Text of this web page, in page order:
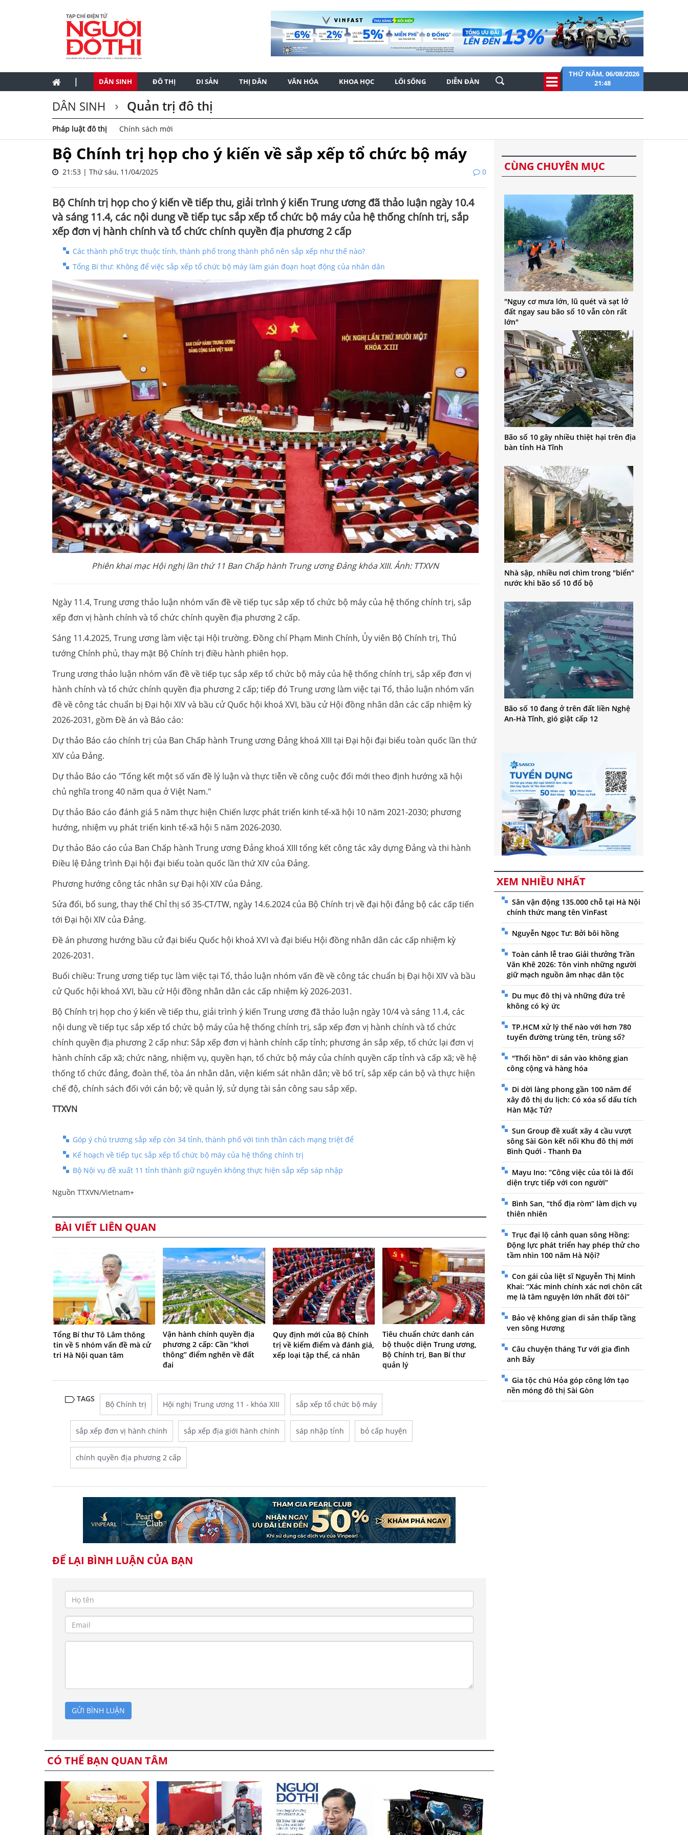
| DÂN SINH ĐÔ THỊ DI SẢN THỊ DÂN VĂN HÓA KHOA HỌC LỐI SỐNG DIỄN ĐÀN
THỨ NĂM, 06/08/2026
21:48
DÂN SINH Quản trị đô thị
Pháp luật đô thị Chính sách mới
Bộ Chính trị họp cho ý kiến về sắp xếp tổ chức bộ máy
21:53 | Thứ sáu, 11/04/2025 0
Bộ Chính trị họp cho ý kiến về tiếp thu, giải trình ý kiến Trung ương đã thảo luận ngày 10.4
và sáng 11.4, các nội dung về tiếp tục sắp xếp tổ chức bộ máy của hệ thống chính trị, sắp
xếp đơn vị hành chính và tổ chức chính quyền địa phương 2 cấp
Các thành phố trực thuộc tỉnh, thành phố trong thành phố nên sắp xếp như thế nào?
Tổng Bí thư: Không để việc sắp xếp tổ chức bộ máy làm gián đoạn hoạt động của nhân dân
Phiên khai mạc Hội nghị lần thứ 11 Ban Chấp hành Trung ương Đảng khóa XIII. Ảnh: TTXVN
Ngày 11.4, Trung ương thảo luận nhóm vấn đề về tiếp tục sắp xếp tổ chức bộ máy của hệ thống chính trị, sắp
xếp đơn vị hành chính và tổ chức chính quyền địa phương 2 cấp.
Sáng 11.4.2025, Trung ương làm việc tại Hội trường. Đồng chí Phạm Minh Chính, Ủy viên Bộ Chính trị, Thủ
tướng Chính phủ, thay mặt Bộ Chính trị điều hành phiên họp.
Trung ương thảo luận nhóm vấn đề về tiếp tục sắp xếp tổ chức bộ máy của hệ thống chính trị, sắp xếp đơn vị
hành chính và tổ chức chính quyền địa phương 2 cấp; tiếp đó Trung ương làm việc tại Tổ, thảo luận nhóm vấn
đề về công tác chuẩn bị Đại hội XIV và bầu cử Quốc hội khoá XVI, bầu cử Hội đồng nhân dân các cấp nhiệm kỳ
2026-2031, gồm Đề án và Báo cáo:
Dự thảo Báo cáo chính trị của Ban Chấp hành Trung ương Đảng khoá XIII tại Đại hội đại biểu toàn quốc lần thứ
XIV của Đảng.
Dự thảo Báo cáo "Tổng kết một số vấn đề lý luận và thực tiễn về công cuộc đổi mới theo định hướng xã hội
chủ nghĩa trong 40 năm qua ở Việt Nam."
Dự thảo Báo cáo đánh giá 5 năm thực hiện Chiến lược phát triển kinh tế-xã hội 10 năm 2021-2030; phương
hướng, nhiệm vụ phát triển kinh tế-xã hội 5 năm 2026-2030.
Dự thảo Báo cáo của Ban Chấp hành Trung ương Đảng khoá XIII tổng kết công tác xây dựng Đảng và thi hành
Điều lệ Đảng trình Đại hội đại biểu toàn quốc lần thứ XIV của Đảng.
Phương hướng công tác nhân sự Đại hội XIV của Đảng.
Sửa đổi, bổ sung, thay thế Chỉ thị số 35-CT/TW, ngày 14.6.2024 của Bộ Chính trị về đại hội đảng bộ các cấp tiến
tới Đại hội XIV của Đảng.
Đề án phương hướng bầu cử đại biểu Quốc hội khoá XVI và đại biểu Hội đồng nhân dân các cấp nhiệm kỳ
2026-2031.
Buổi chiều: Trung ương tiếp tục làm việc tại Tổ, thảo luận nhóm vấn đề về công tác chuẩn bị Đại hội XIV và bầu
cử Quốc hội khoá XVI, bầu cử Hội đồng nhân dân các cấp nhiệm kỳ 2026-2031.
Bộ Chính trị họp cho ý kiến về tiếp thu, giải trình ý kiến Trung ương đã thảo luận ngày 10/4 và sáng 11.4, các
nội dung về tiếp tục sắp xếp tổ chức bộ máy của hệ thống chính trị, sắp xếp đơn vị hành chính và tổ chức
chính quyền địa phương 2 cấp như: Sắp xếp đơn vị hành chính cấp tỉnh; phương án sắp xếp, tổ chức lại đơn vị
hành chính cấp xã; chức năng, nhiệm vụ, quyền hạn, tổ chức bộ máy của chính quyền cấp tỉnh và cấp xã; về hệ
thống tổ chức đảng, đoàn thể, tòa án nhân dân, viện kiểm sát nhân dân; về bố trí, sắp xếp cán bộ và thực hiện
chế độ, chính sách đối với cán bộ; về quản lý, sử dụng tài sản công sau sắp xếp.
TTXVN
Góp ý chủ trương sắp xếp còn 34 tỉnh, thành phố với tinh thần cách mạng triệt để
Kế hoạch về tiếp tục sắp xếp tổ chức bộ máy của hệ thống chính trị
Bộ Nội vụ đề xuất 11 tỉnh thành giữ nguyên không thực hiện sắp xếp sáp nhập
Nguồn TTXVN/Vietnam+
BÀI VIẾT LIÊN QUAN
Tổng Bí thư Tô Lâm thông
tin về 5 nhóm vấn đề mà cử
tri Hà Nội quan tâm
Vận hành chính quyền địa
phương 2 cấp: Cần “khơi
thông” điểm nghẽn về đất
đai
Quy định mới của Bộ Chính
trị về kiểm điểm và đánh giá,
xếp loại tập thể, cá nhân
Tiêu chuẩn chức danh cán
bộ thuộc diện Trung ương,
Bộ Chính trị, Ban Bí thư
quản lý
TAGS
Bộ Chính trị Hội nghị Trung ương 11 - khóa XIII sắp xếp tổ chức bộ máy
sắp xếp đơn vị hành chính sắp xếp địa giới hành chính sáp nhập tỉnh bỏ cấp huyện
chính quyền địa phương 2 cấp
ĐỂ LẠI BÌNH LUẬN CỦA BẠN
GỬI BÌNH LUẬN
CÓ THỂ BẠN QUAN TÂM
CÙNG CHUYÊN MỤC
"Nguy cơ mưa lớn, lũ quét và sạt lở
đất ngay sau bão số 10 vẫn còn rất
lớn"
Bão số 10 gây nhiều thiệt hại trên địa
bàn tỉnh Hà Tĩnh
Nhà sập, nhiều nơi chìm trong "biển"
nước khi bão số 10 đổ bộ
Bão số 10 đang ở trên đất liền Nghệ
An-Hà Tĩnh, gió giật cấp 12
XEM NHIỀU NHẤT
Sân vận động 135.000 chỗ tại Hà Nội
chính thức mang tên VinFast
Nguyễn Ngọc Tư: Bởi bôi hồng
Toàn cảnh lễ trao Giải thưởng Trần
Văn Khê 2026: Tôn vinh những người
giữ mạch nguồn âm nhạc dân tộc
Du mục đô thị và những đứa trẻ
không có ký ức
TP.HCM xử lý thế nào với hơn 780
tuyến đường trùng tên, trùng số?
"Thổi hồn" di sản vào không gian
công cộng và hàng hóa
Di dời làng phong gần 100 năm để
xây đô thị du lịch: Có xóa sổ dấu tích
Hàn Mặc Tử?
Sun Group đề xuất xây 4 cầu vượt
sông Sài Gòn kết nối Khu đô thị mới
Bình Quới - Thanh Đa
Mayu Ino: “Công việc của tôi là đối
diện trực tiếp với con người”
Bình San, “thổ địa ròm” làm dịch vụ
thiên nhiên
Trục đại lộ cảnh quan sông Hồng:
Động lực phát triển hay phép thử cho
tầm nhìn 100 năm Hà Nội?
Con gái của liệt sĩ Nguyễn Thị Minh
Khai: “Xác minh chính xác nơi chôn cất
mẹ là tâm nguyện lớn nhất đời tôi”
Bảo vệ không gian di sản thấp tầng
ven sông Hương
Câu chuyện tháng Tư với gia đình
anh Bảy
Gia tộc chú Hỏa góp công lớn tạo
nền móng đô thị Sài Gòn